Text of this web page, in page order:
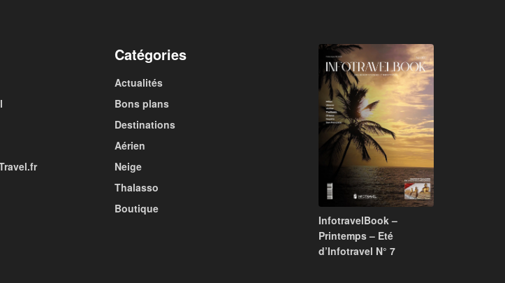
Catégories
Actualités
Bons plans
Destinations
Aérien
Neige
Thalasso
Boutique
InfotravelBook –
Printemps – Eté
d’Infotravel N° 7